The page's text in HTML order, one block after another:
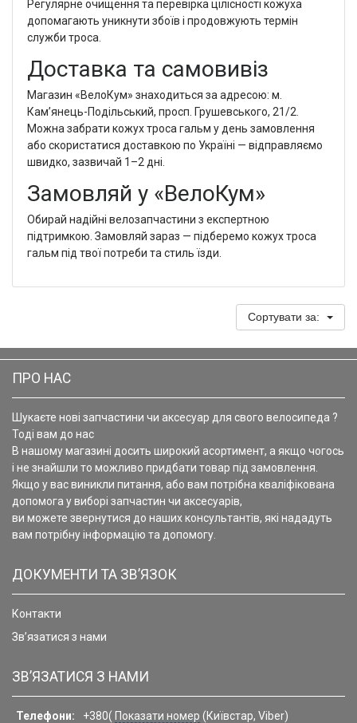
Регулярне очищення та перевірка цілісності кожуха
допомагають уникнути збоїв і продовжують термін
служби троса.
Доставка та самовивіз
Магазин «ВелоКум» знаходиться за адресою: м.
Кам’янець-Подільський, просп. Грушевського, 21/2.
Можна забрати кожух троса гальм у день замовлення
або скористатися доставкою по Україні — відправляємо
швидко, зазвичай 1–2 дні.
Замовляй у «ВелоКум»
Обирай надійні велозапчастини з експертною
підтримкою. Замовляй зараз — підберемо кожух троса
гальм під твої потреби та стиль їзди.
Сортувати за:
ПРО НАС
Шукаєте нові запчастини чи аксесуар для свого велосипеда ?
Тоді вам до нас
В нашому магазині досить широкий асортимент, а якщо чогось
і не знайшли то можливо придбати товар під замовлення.
Якщо у вас виникли питання, або вам потрібна кваліфікована
допомога у виборі запчастин чи аксесуарів,
ви можете звернутися до наших консультантів, які нададуть
вам потрібну інформацію та допомогу.
ДОКУМЕНТИ ТА ЗВ’ЯЗОК
Контакти
Зв’язатися з нами
ЗВ’ЯЗАТИСЯ З НАМИ
Телефони: +380( Показати номер (Київстар, Viber)